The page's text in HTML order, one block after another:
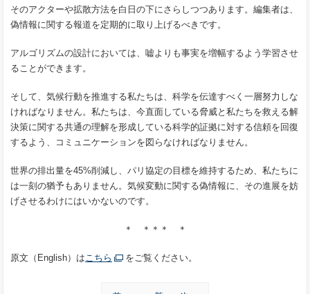
そのアクターや拡散方法を白日の下にさらしつつあります。編集者は、
偽情報に関する報道を定期的に取り上げるべきです。
アルゴリズムの設計においては、嘘よりも事実を増幅するよう学習させ
ることができます。
そして、気候行動を推進する私たちは、科学を伝達すべく一層努力しな
ければなりません。私たちは、今直面している脅威と私たちを救える解
決策に関する共通の理解を形成している科学的証拠に対する信頼を回復
するよう、コミュニケーションを図らなければなりません。
世界の排出量を45%削減し、パリ協定の目標を維持するため、私たちに
は一刻の猶予もありません。気候変動に関する偽情報に、その進展を妨
げさせるわけにはいかないのです。
＊ ＊＊＊ ＊
原文（English）はこちら をご覧ください。